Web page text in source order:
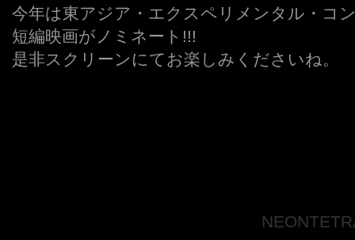
今年は東アジア・エクスペリメンタル・コ
短編映画がノミネート!!!
是非スクリーンにてお楽しみくださいね。